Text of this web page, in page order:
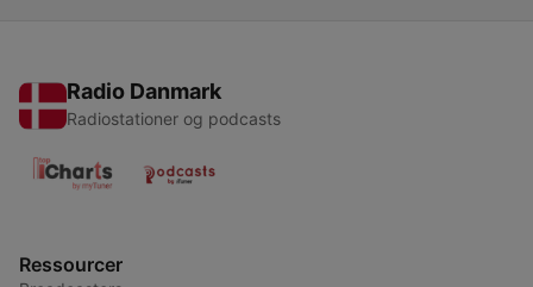
Radio Danmark
Radiostationer og podcasts
Ressourcer